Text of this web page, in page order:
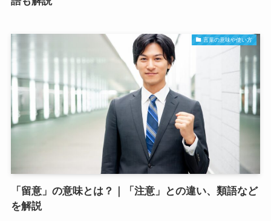
言葉の意味や使い方
「留意」の意味とは？｜「注意」との違い、類語など
を解説